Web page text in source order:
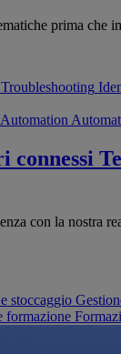
prima che
connessi
con la nostra
stoccaggio
formazione